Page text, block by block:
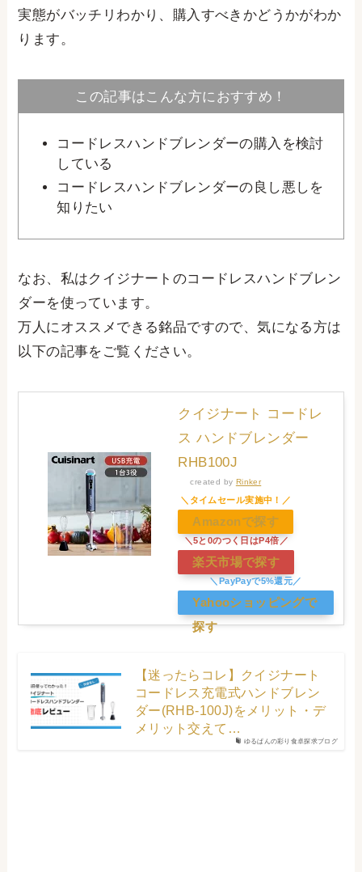
実態がバッチリわかり、購入すべきかどうかがわか
ります。
この記事はこんな方におすすめ！
コードレスハンドブレンダーの購入を検討
している
コードレスハンドブレンダーの良し悪しを
知りたい
なお、私はクイジナート のコードレスハンドブレン
ダーを使っています。
万人にオススメできる銘品ですので、気になる方は
以下の記事をご覧ください。
クイジナート コードレ
ス ハンドブレンダー
RHB100J
created by Rinker
Amazonで探す
楽天市場で探す
Yahooショッピングで
探す
ゆるぱんの彩り食卓探求ブログ
【迷ったらコレ】クイジナート
コードレス充電式ハンドブレン
ダー(RHB-100J)をメリット・デ
メリット交えて…